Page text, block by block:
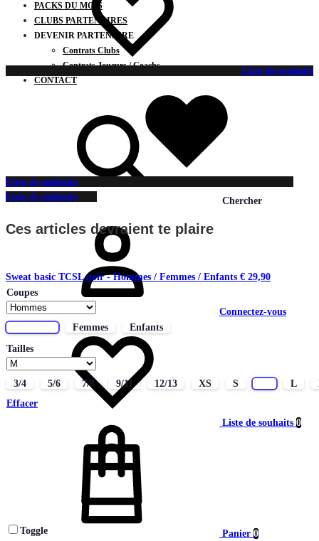
PACKS DU MOIS
CLUBS PARTENAIRES
DEVENIR PARTENAIRE
Contrats Clubs
Contrats Joueurs / Coachs
CONTACT
Chercher
Connectez-vous
Liste de souhaits 0
Panier 0
Liste de souhaits
Liste de souhaits
Liste de souhaits
Ces articles devraient te plaire
Sweat basic TCSL noir - Hommes / Femmes / Enfants € 29,90
Coupes
Femmes
Enfants
Tailles
3/4 5/6 7/8 9/11 12/13 XS S L
Effacer
Toggle